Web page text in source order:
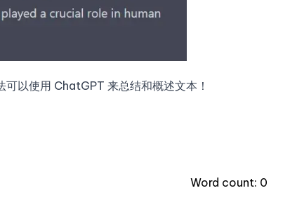
以使用 ChatGPT 来总结和概述文本！
Word count: 0